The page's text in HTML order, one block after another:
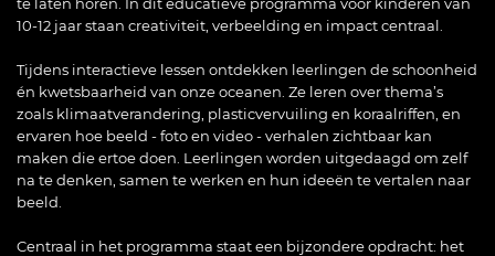
10-12 jaar staan creativiteit, verbeelding en impact centraal.
Tijdens interactieve lessen ontdekken leerlingen de schoonheid
én kwetsbaarheid van onze oceanen. Ze leren over thema’s
zoals klimaatverandering, plasticvervuiling en koraalriffen, en
ervaren hoe beeld - foto en video - verhalen zichtbaar kan
maken die ertoe doen. Leerlingen worden uitgedaagd om zelf
na te denken, samen te werken en hun ideeën te vertalen naar
beeld.
Centraal in het programma staat een bijzondere opdracht: het